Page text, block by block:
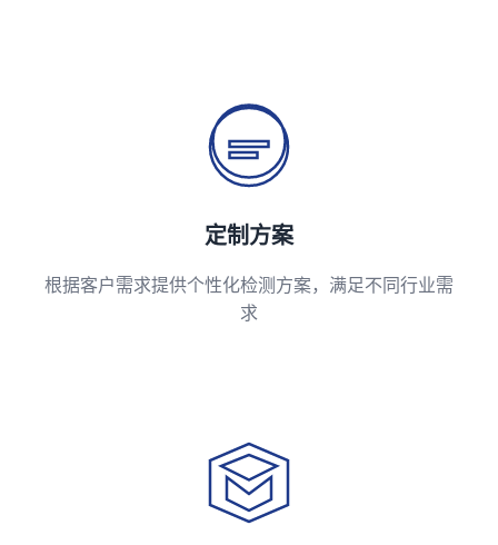
定制方案
根据客户需求提供个性化检测方案，满足不同行业需
求